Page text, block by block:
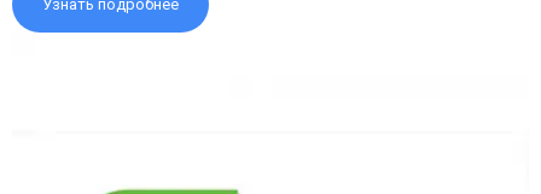
Узнать подробнее